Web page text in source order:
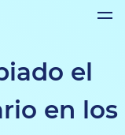
el
en los